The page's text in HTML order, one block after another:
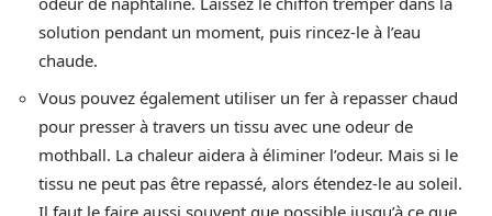
solution pendant un moment, puis rincez-le à l’eau
chaude.
Vous pouvez également utiliser un fer à repasser chaud
pour presser à travers un tissu avec une odeur de
mothball. La chaleur aidera à éliminer l’odeur. Mais si le
tissu ne peut pas être repassé, alors étendez-le au soleil.
Il faut le faire aussi souvent que possible jusqu’à ce que